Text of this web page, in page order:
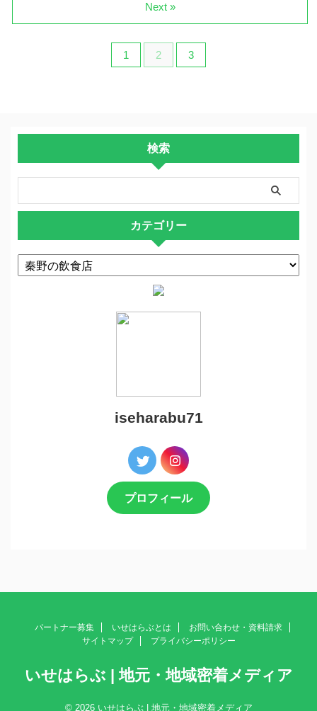
1 2 3
Next »
検索
カテゴリー
iseharabu71
プロフィール
パートナー募集 いせはらぶとは
お問い合わせ・資料請求
サイトマップ
プライバシーポリシー
いせはらぶ | 地元・地域密着メディア
© 2026 いせはらぶ | 地元・地域密着メディア